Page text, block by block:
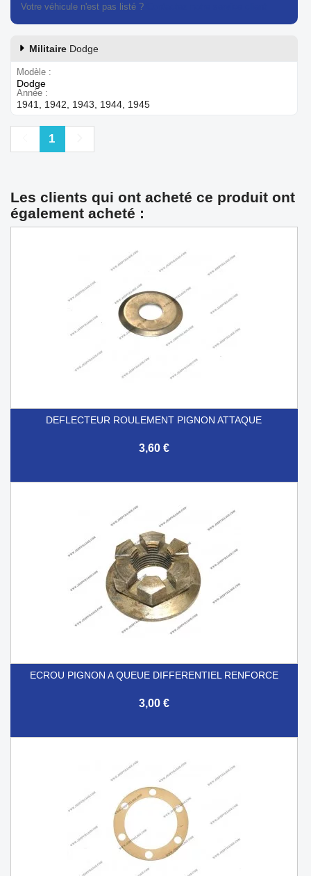
Votre véhicule n'est pas listé ?
Militaire Dodge
Modèle
Dodge
Année
1941, 1942, 1943, 1944, 1945
Précédent
1
Les clients qui ont acheté ce produit ont
également acheté :
DEFLECTEUR ROULEMENT PIGNON ATTAQUE
3,60 €
ECROU PIGNON A QUEUE DIFFERENTIEL RENFORCE
3,00 €